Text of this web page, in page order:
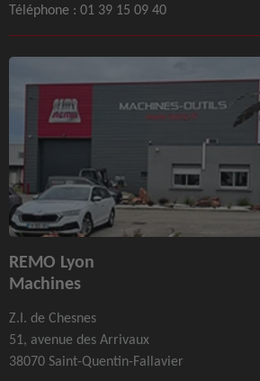
Téléphone : 01 39 15 09 40
REMO Lyon
Machines
Z.I. de Chesnes
51, avenue des Arrivaux
38070 Saint-Quentin-Fallavier